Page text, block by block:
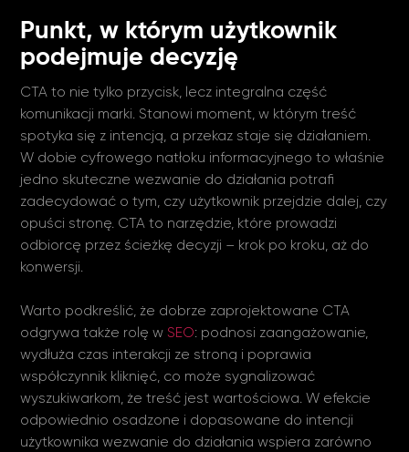
Punkt, w którym użytkownik
podejmuje decyzję
CTA to nie tylko przycisk, lecz integralna część
komunikacji marki. Stanowi moment, w którym treść
spotyka się z intencją, a przekaz staje się działaniem.
W dobie cyfrowego natłoku informacyjnego to właśnie
jedno skuteczne wezwanie do działania potrafi
zadecydować o tym, czy użytkownik przejdzie dalej, czy
opuści stronę. CTA to narzędzie, które prowadzi
odbiorcę przez ścieżkę decyzji – krok po kroku, aż do
konwersji.
Warto podkreślić, że dobrze zaprojektowane CTA
odgrywa także rolę wSEO: podnosi zaangażowanie,
wydłuża czas interakcji ze stroną i poprawia
współczynnik kliknięć, co może sygnalizować
wyszukiwarkom, że treść jest wartościowa. W efekcie
odpowiednio osadzone i dopasowane do intencji
użytkownika wezwanie do działania wspiera zarówno